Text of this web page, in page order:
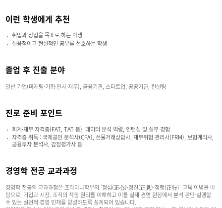
이런 학생에게 추천
취업과 창업을 목표로 하는 학생
실용적이고 현실적인 공부를 선호하는 학생
졸업 후 진출 분야
일반 기업(마케팅·기획·인사·재무), 금융기관, 스타트업, 공공기관, 컨설팅
진로 준비 포인트
회계·재무 자격증(FAT, TAT 등), 데이터 분석 역량, 인턴십 및 실무 경험
자격증 취득 : 국제공인 분석사(CFA), 선물거래상담사, 재무위험 관리사(FRM), 보험계리사,
금융투자 분석사, 감정평가사 등
경영학 전공 교과과정
경영학 전공의 교과과정은 프라마나학부의 ‘정심(正心)·정견(正見)·정행(正行)’ 교육 이념을 바
탕으로, 기업과 시장, 조직의 작동 원리를 이해하고 이를 실제 경영 현장에서 분석·판단·실행할
수 있는 실천적 경영 인재를 양성하도록 설계되어 있습니다.